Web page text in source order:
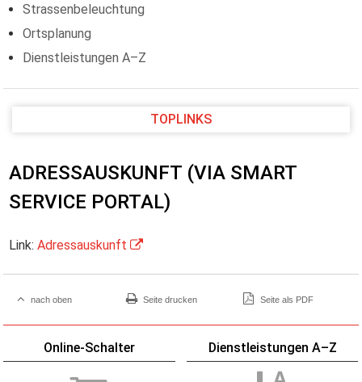
Strassenbeleuchtung
Ortsplanung
Dienstleistungen A–Z
TOPLINKS
ADRESSAUSKUNFT (VIA SMART
SERVICE PORTAL)
Link:Adressauskunft
nach oben Seite drucken Seite als PDF
Online-Schalter Dienstleistungen A–Z